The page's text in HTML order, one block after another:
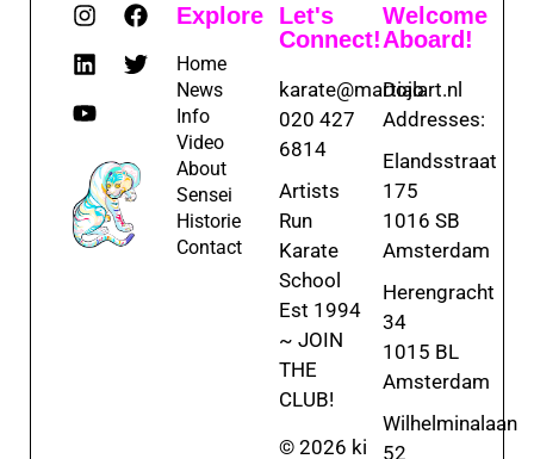
Explore
Home
News
Info
Video
About
Sensei
Historie
Contact
Let's
Connect!
karate@martialart.nl
020 427
6814
Artists
Run
Karate
School
Est 1994
~ JOIN
THE
CLUB!
© 2026 ki
Welcome
Aboard!
Dojo
Addresses:
Elandsstraat
175
1016 SB
Amsterdam
Herengracht
34
1015 BL
Amsterdam
Wilhelminalaan
52